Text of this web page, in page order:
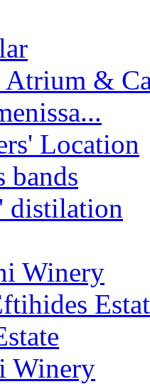
Atrium &
Location
bands
distilation
Winery
Winery